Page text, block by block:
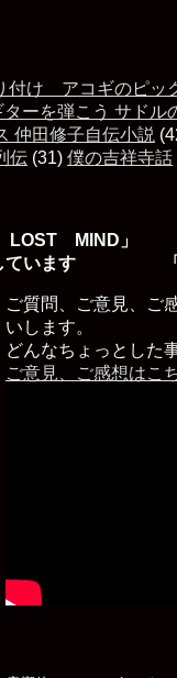
付け アコギのピッ
ターを弾こう サドル
仲田修子自伝小説
伝 (31) 僕の吉祥寺話
LOST MIND」
いしています 「
ご質問、ご意見、ご
いします。
どんなちょっとした
ご意見、ご感想はこ